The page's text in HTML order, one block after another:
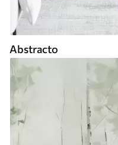
Abstracto